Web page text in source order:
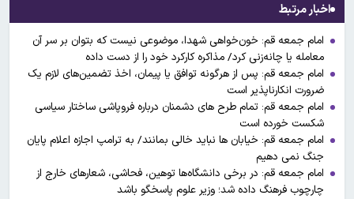
اخبار مرتبط
امام جمعه قم: خون‌خواهی شهدا، موضوعی نیست که بتوان بر سر آن
معامله یا چانه‌زنی کرد/ مذاکره کارکرد خود را از دست داده
امام جمعه قم: پس از هرگونه توافق یا پیمان، اخذ تضمین‌های لازم یک
ضرورت انکارناپذیر است
امام جمعه قم: تمام طرح های دشمنان درباره فروپاشی ساختار سیاسی
شکست خورده است
امام جمعه قم: خیابان ها نباید خالی بمانند/ به ترامپ اجازه اعلام پایان
جنگ نمی دهیم
امام جمعه قم: در برخی دانشگاه‌ها توهین، فحاشی، شعارهای خارج از
چارچوب فرهنگ داده شد؛ وزیر علوم پاسخگو باشد